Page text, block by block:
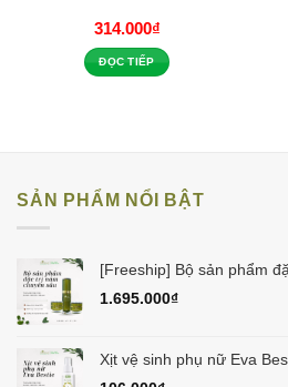
314.000₫
ĐỌC TIẾP
SẢN PHẨM NỔI BẬT
[Freeship] Bộ sản phẩm
1.695.000₫
Xịt vệ sinh phụ nữ Eva